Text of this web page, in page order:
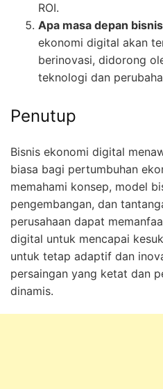
ROI.
Apa masa depan
ekonomi digital akan
berinovasi, didorong
teknologi dan
Penutup
Bisnis ekonomi digital
biasa bagi pertumbuhan
memahami konsep, model
pengembangan, dan
perusahaan dapat
digital untuk mencapai
untuk tetap adaptif dan
persaingan yang ketat dan
dinamis.